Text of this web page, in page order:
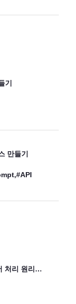
기
만들기
처리 원리의